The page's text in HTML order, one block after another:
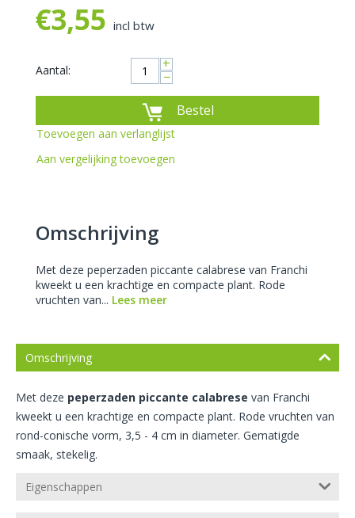
€3,55 incl btw
Aantal: +
−
Bestel
Toevoegen aan verlanglijst
Aan vergelijking toevoegen
Omschrijving
Met deze peperzaden piccante calabrese van Franchi
kweekt u een krachtige en compacte plant. Rode
vruchten van... Lees meer
Omschrijving
Met deze peperzaden piccante calabrese van Franchi
kweekt u een krachtige en compacte plant. Rode vruchten van
rond-conische vorm, 3,5 - 4 cm in diameter. Gematigde
smaak, stekelig.
Eigenschappen